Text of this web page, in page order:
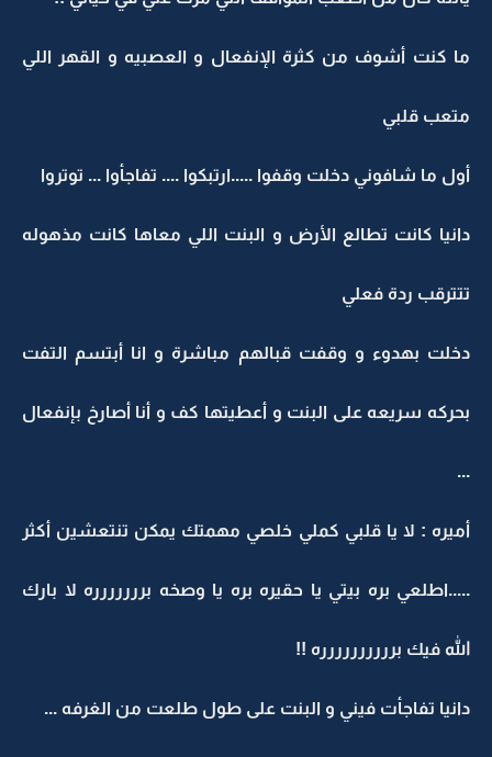
ما كنت أشوف من كثرة الإنفعال و العصبيه و القهر اللي
متعب قلبي
أول ما شافوني دخلت وقفوا .....ارتبكوا .... تفاجأوا ... توتروا
دانيا كانت تطالع الأرض و البنت اللي معاها كانت مذهوله
تتترقب ردة فعلي
دخلت بهدوء و وقفت قبالهم مباشرة و انا أبتسم التفت
بحركه سريعه على البنت و أعطيتها كف و أنا أصارخ بإنفعال
...
أميره : لا يا قلبي كملي خلصي مهمتك يمكن تنتعشين أكثر
.....اطلعي بره بيتي يا حقيره بره يا وصخه بررررررره لا بارك
الله فيك برررررررررره !!
دانيا تفاجأت فيني و البنت على طول طلعت من الغرفه ...